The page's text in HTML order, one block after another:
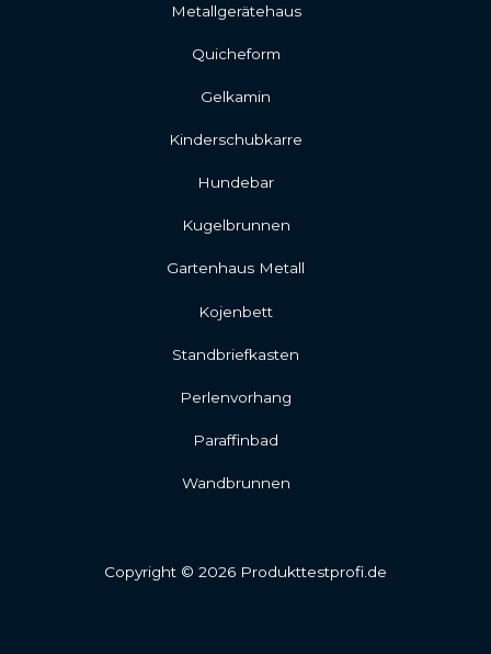
Metallgerätehaus
Quicheform
Gelkamin
Kinderschubkarre
Hundebar
Kugelbrunnen
Gartenhaus Metall
Kojenbett
Standbriefkasten
Perlenvorhang
Paraffinbad
Wandbrunnen
Copyright © 2026 Produkttestprofi.de